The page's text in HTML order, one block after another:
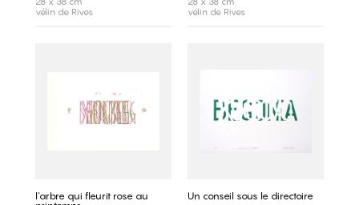
vélin de Rives
vélin de Rives
l'arbre qui fleurit rose au
Un conseil sous le directoire